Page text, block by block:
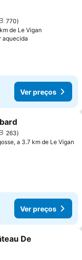
aos favoritos
770
de Le Vigan
aquecida
Ver preços
aos favoritos
263
a 3.7 km de Le Vigan
Ver preços
aos favoritos
De